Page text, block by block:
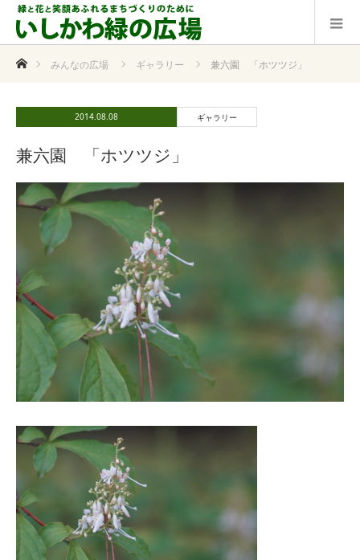
ホームみんなの広場 ギャラリー 兼六園 「ホツツジ」
2014.08.08 ギャラリー
兼六園 「ホツツジ」